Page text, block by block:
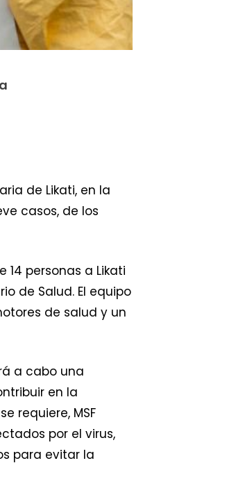
de Likati, en la
casos, de los
14 personas a Likati
de Salud. El equipo
de salud y un
a cabo una
en la
requiere, MSF
por el virus,
para evitar la